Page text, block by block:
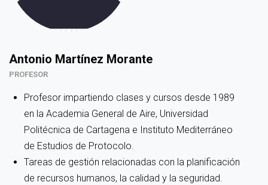
Antonio Martínez Morante
PROFESOR
Profesor impartiendo clases y cursos desde 1989
en la Academia General de Aire, Universidad
Politécnica de Cartagena e Instituto Mediterráneo
de Estudios de Protocolo.
Tareas de gestión relacionadas con la planificación
de recursos humanos, la calidad y la seguridad.